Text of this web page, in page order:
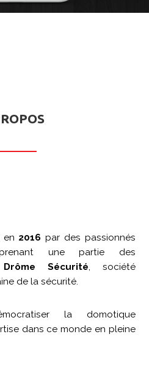
en 2016 par des passionnés
une partie des
Sécurité, société
de la sécurité.
la domotique
dans ce monde en pleine